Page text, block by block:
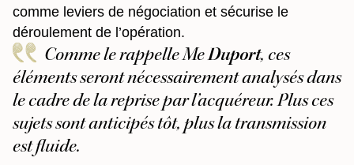
comme leviers de négociation et sécurise le
déroulement de l’opération.
Comme le rappelle MeDuport, ces
éléments seront nécessairement analysés dans
le cadre de la reprise par l’acquéreur. Plus ces
sujets sont anticipés tôt, plus la transmission
est fluide.